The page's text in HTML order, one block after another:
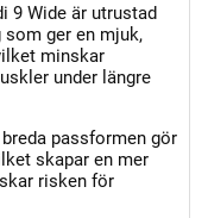
9 Wide är utrustad
som ger en mjuk,
minskar
under längre
passformen gör
skapar en mer
risken för